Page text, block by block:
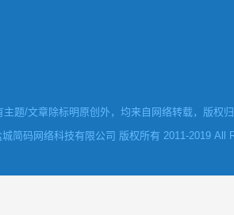
主题/文章除标明原创外，均来自网络转载，版权
简码网络科技有限公司 版权所有 2011-2019